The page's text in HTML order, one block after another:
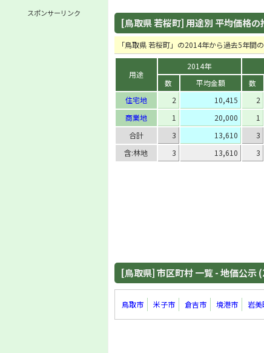
スポンサーリンク
[鳥取県 若桜町] 用途別 平均価格
「鳥取県 若桜町」の2014年から過去5年間
用途
2014年
数
平均金額 数
住宅地
2 10,415 2
商業地
1 20,000 1
合計
3 13,610 3
含:林地
3 13,610 3
[鳥取県] 市区町村 一覧 - 地価公示
鳥取市 米子市 倉吉市 境港市 岩美